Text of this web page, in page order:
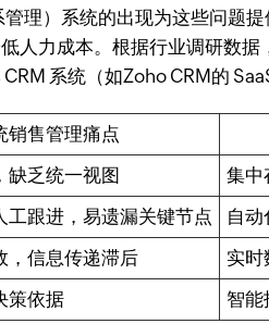
管理）系统的出现为这些问题
人力成本。根据行业调研数
系统（如Zoho CRM的
销售管理痛点
缺乏统一视图
集中
工跟进，易遗漏关键节点
自
，信息传递滞后
实时
策依据
智能